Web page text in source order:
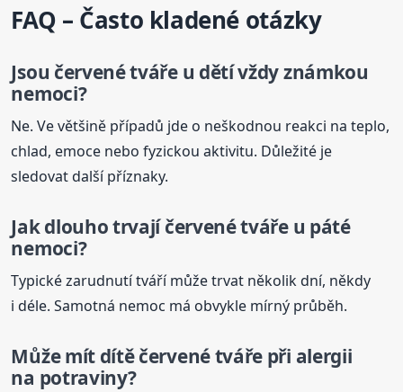
FAQ – Často kladené otázky
Jsou červenétvářeu dětí vždy známkou
nemoci?
Ne. Ve většině případů jde o neškodnou reakci na teplo,
chlad, emoce nebo fyzickou aktivitu. Důležité je
sledovat další příznaky.
Jak dlouho trvají červenétvářeu páté
nemoci?
Typické zarudnutí tváří může trvat několik dní, někdy
i déle. Samotná nemoc má obvykle mírný průběh.
Může mít dítě červenétváře při alergii
na potraviny?